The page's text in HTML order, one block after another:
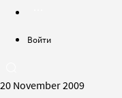
Войти
20 November 2009